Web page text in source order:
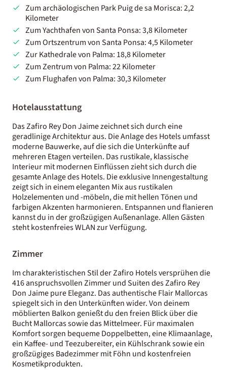
Zum archäologischen Park Puig de sa Morisca: 2,2
Kilometer
Zum Yachthafen von Santa Ponsa: 3,8 Kilometer
Zum Ortszentrum von Santa Ponsa: 4,5 Kilometer
Zur Kathedrale von Palma: 18,8 Kilometer
Zum Zentrum von Palma: 22 Kilometer
Zum Flughafen von Palma: 30,3 Kilometer
Hotelausstattung
Das Zafiro Rey Don Jaime zeichnet sich durch eine
geradlinige Architektur aus. Die Anlage des Hotels umfasst
moderne Bauwerke, auf die sich die Unterkünfte auf
mehreren Etagen verteilen. Das rustikale, klassische
Interieur mit modernen Einflüssen zieht sich durch die
gesamte Anlage des Hotels. Die exklusive Innengestaltung
zeigt sich in einem eleganten Mix aus rustikalen
Holzelementen und -möbeln, die mit hellen Tönen und
farbigen Akzenten harmonieren. Entspannen und flanieren
kannst du in der großzügigen Außenanlage. Allen Gästen
steht kostenfreies WLAN zur Verfügung.
Zimmer
Im charakteristischen Stil der Zafiro Hotels versprühen die
416 anspruchsvollen Zimmer und Suiten des Zafiro Rey
Don Jaime pure Eleganz. Das authentische Flair Mallorcas
spiegelt sich in den Unterkünften wider. Von deinem
möblierten Balkon genießt du den freien Blick über die
Bucht Mallorcas sowie das Mittelmeer. Für maximalen
Komfort sorgen bequeme Doppelbetten, eine Klimaanlage,
ein Kaffee- und Teezubereiter, ein Kühlschrank sowie ein
großzügiges Badezimmer mit Föhn und kostenfreien
Kosmetikprodukten.